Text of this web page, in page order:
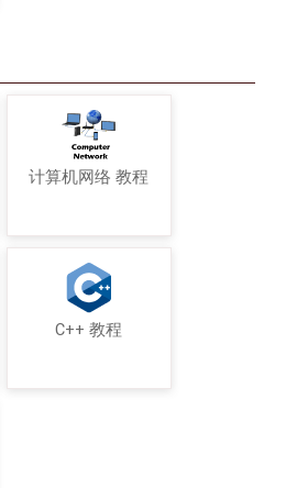
计算机网络 教程
C++ 教程